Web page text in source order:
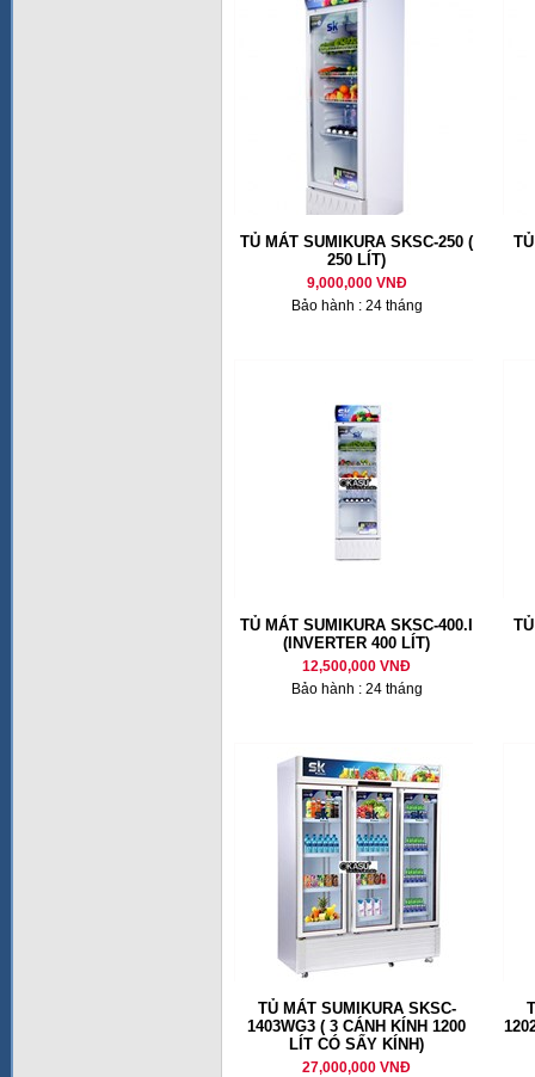
TỦ MÁT SUMIKURA SKSC-250 (
250 LÍT)
9,000,000 VNĐ
Bảo hành : 24 tháng
TỦ MÁT SUMIKURA SKSC-400.I
(INVERTER 400 LÍT)
12,500,000 VNĐ
Bảo hành : 24 tháng
TỦ MÁT SUMIKURA SKSC-
1403WG3 ( 3 CÁNH KÍNH 1200
LÍT CÓ SẤY KÍNH)
27,000,000 VNĐ